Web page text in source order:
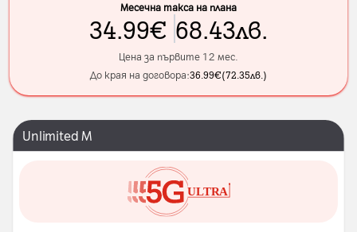
Месечна такса на плана
34.99€ 68.43лв.
Цена за първите 12 мес.
До края на договора:36.99€(72.35лв.)
Unlimited M